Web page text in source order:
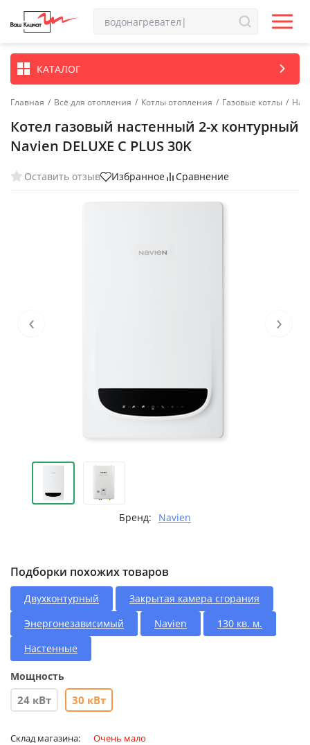
КАТАЛОГ
Главная / Всё для отопления / Котлы отопления / Газовые котлы /
Котел газовый настенный 2-х контурный
Navien DELUXE С PLUS 30K
Оставить отзыв Избранное Сравнение
‹ ›
Бренд: Navien
Подборки похожих товаров
Двухконтурный
Закрытая камера сгорания
Энергонезависимый
Navien
130 кв. м.
Настенные
Мощность
24 кВт 30 кВт
Склад магазина: Очень мало